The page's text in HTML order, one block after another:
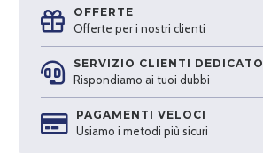
OFFERTE
Offerte per i nostri clienti
SERVIZIO CLIENTI DEDICATO
Rispondiamo ai tuoi dubbi
PAGAMENTI VELOCI
Usiamo i metodi più sicuri